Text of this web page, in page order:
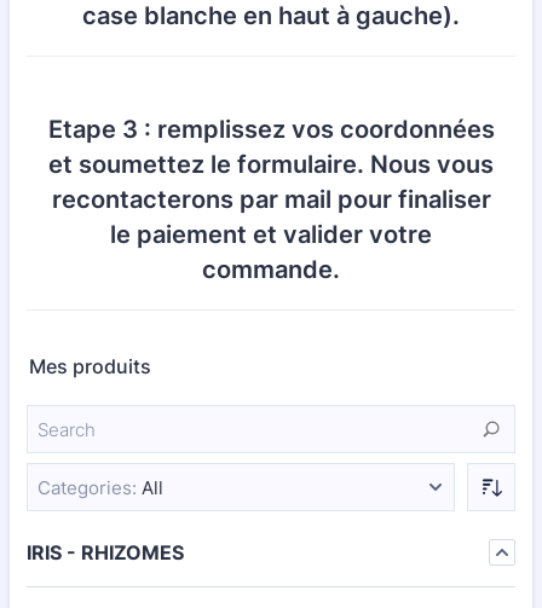
case blanche en haut à gauche).
Etape 3 : remplissez vos coordonnées
et soumettez le formulaire. Nous vous
recontacterons par mail pour finaliser
le paiement et valider votre
commande.
Mes produits
Categories: All
IRIS - RHIZOMES